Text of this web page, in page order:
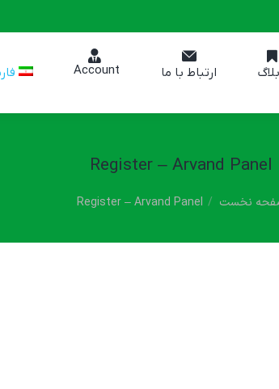
ارتباط با ما Account
Register – Arvand Panel
شما:
نخست Register – Arvand Panel